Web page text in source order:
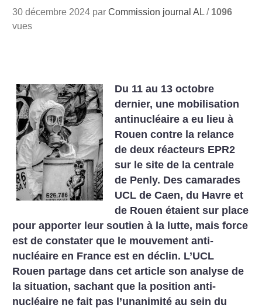
30 décembre 2024 parCommission journal AL / 1096
vues
Du 11 au 13 octobre
dernier, une mobilisation
antinucléaire a eu lieu à
Rouen contre la relance
de deux réacteurs EPR2
sur le site de la centrale
de Penly. Des camarades
UCL de Caen, du Havre et
de Rouen étaient sur place
pour apporter leur soutien à la lutte, mais force
est de constater que le mouvement anti-
nucléaire en France est en déclin. L’UCL
Rouen partage dans cet article son analyse de
la situation, sachant que la position anti-
nucléaire ne fait pas l’unanimité au sein du